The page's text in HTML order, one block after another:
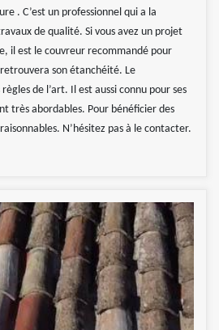
. C’est un professionnel qui a la
de qualité. Si vous avez un projet
il est le couvreur recommandé pour
son étanchéité. Le
de l’art. Il est aussi connu pour ses
très abordables. Pour bénéficier des
N’hésitez pas à le contacter.